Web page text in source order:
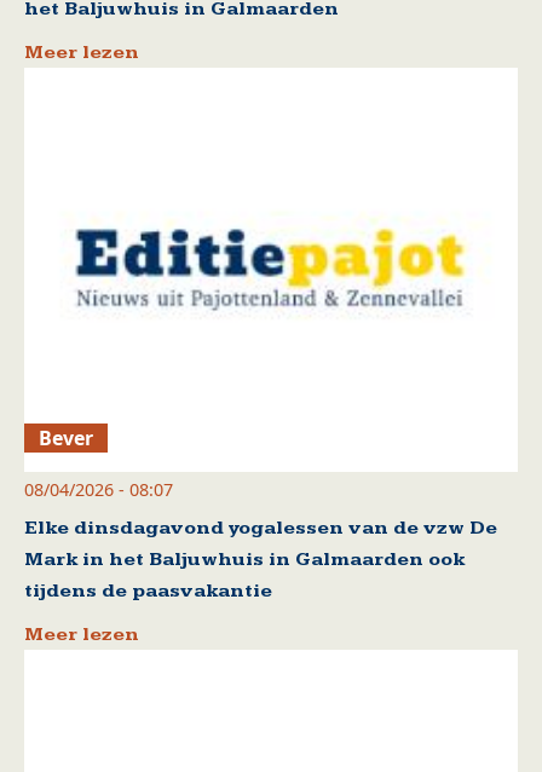
het Baljuwhuis in Galmaarden
Meer lezen
Bever
08/04/2026 - 08:07
Elke dinsdagavond yogalessen van de vzw De
Mark in het Baljuwhuis in Galmaarden ook
tijdens de paasvakantie
Meer lezen